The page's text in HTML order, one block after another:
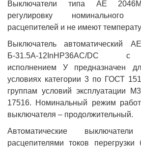
Выключатели типа АЕ
регулировку
расцепителей и не имеют
Выключатель автоматический
Б-31.5А-12InНР36AC/DC с
исполнением У предназначен
условиях категории 3 по ГОСТ
группам условий
17516. Номинальный режим
выключателя – продолжительный.
Автоматические
расцепителями токов перегрузки